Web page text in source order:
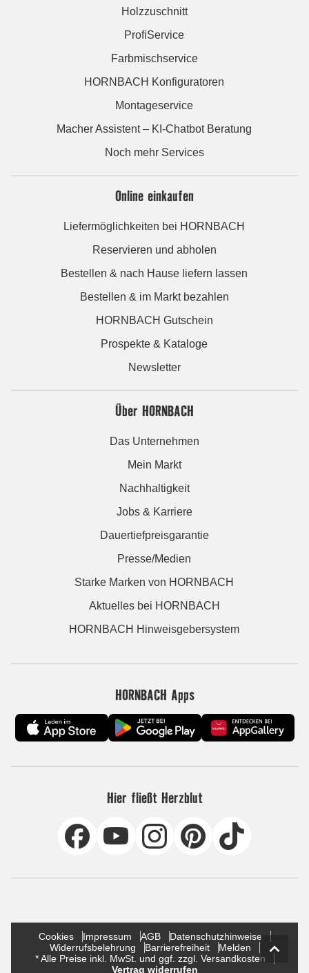
Holzzuschnitt
ProfiService
Farbmischservice
HORNBACH Konfiguratoren
Montageservice
Macher Assistent – KI-Chatbot Beratung
Noch mehr Services
Online einkaufen
Liefermöglichkeiten bei HORNBACH
Reservieren und abholen
Bestellen & nach Hause liefern lassen
Bestellen & im Markt bezahlen
HORNBACH Gutschein
Prospekte & Kataloge
Newsletter
Über HORNBACH
Das Unternehmen
Mein Markt
Nachhaltigkeit
Jobs & Karriere
Dauertiefpreisgarantie
Presse/Medien
Starke Marken von HORNBACH
Aktuelles bei HORNBACH
HORNBACH Hinweisgebersystem
HORNBACH Apps
Hier fließt Herzblut
Cookies Impressum AGB
Datenschutzhinweise
Widerrufsbelehrung
Barrierefreiheit
Melden
* Alle Preise inkl. MwSt. und ggf. zzgl. Versandkosten
Vertrag widerrufen